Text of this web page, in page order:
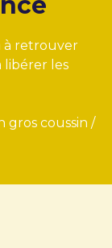
à retrouver
libérer les
gros coussin /